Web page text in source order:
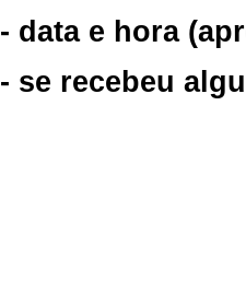
- data e hora
- se recebeu